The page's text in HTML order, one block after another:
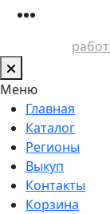
Меню
Главная
Каталог
Регионы
Выкуп
Контакты
Корзина